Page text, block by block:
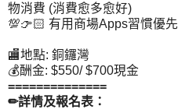
物消費 (消費愈多愈好)
💯👉🏻 有用商場Apps習慣優先
🏬地點: 銅鑼灣
💰酬金: $550/ $700現金
==============
✏詳情及報名表：